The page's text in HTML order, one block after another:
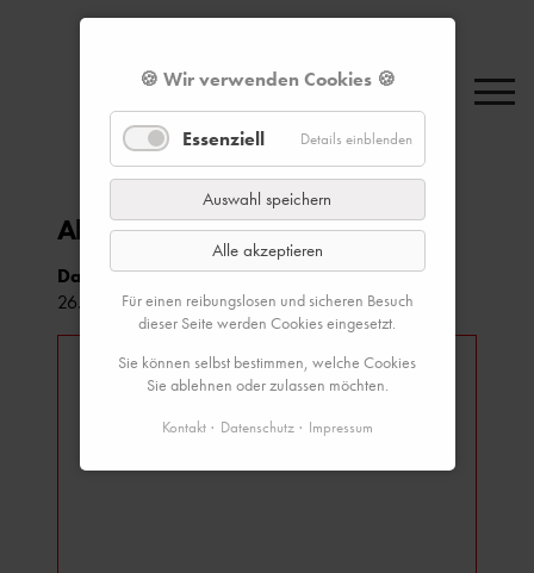
Abendliches "Walk & Talk"
Datum & Zeit:
26.10.2023, 18:30–21:00 Uhr
🍪 Wir verwenden Cookies 🍪
Essenziell Details einblenden
Auswahl speichern
Alle akzeptieren
Für einen reibungslosen und sicheren Besuch
dieser Seite werden Cookies eingesetzt.
Sie können selbst bestimmen, welche Cookies
Sie ablehnen oder zulassen möchten.
Kontakt Datenschutz Impressum